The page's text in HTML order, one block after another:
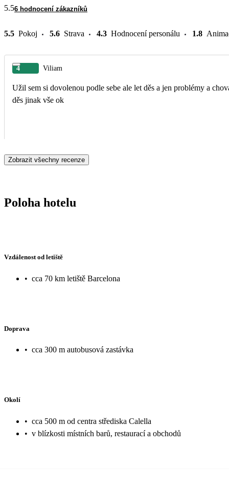
5.56 hodnocení zákazníků
5.5 Pokoj 5.6 Strava 4.3 Hodnocení personálu 1.8
4 Viliam
Užil sem si dovolenou podle sebe ale let děs a jen problémy a
děs jinak vše ok
Zobrazit všechny recenze
Poloha hotelu
Vzdálenost od letiště
• cca 70 km letiště Barcelona
Doprava
• cca 300 m autobusová zastávka
Okolí
• cca 500 m od centra střediska Calella
• v blízkosti místních barů, restaurací a obchodů